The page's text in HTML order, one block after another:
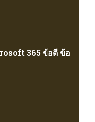
365 ข้อดี ข้อ